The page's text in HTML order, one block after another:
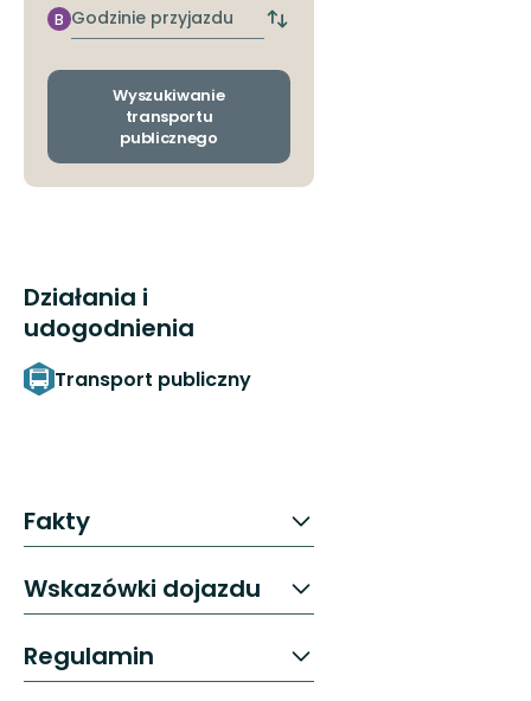
przystanek
Godzinie
przyjazdu
B
Zmiana
odjazdu
Wyszukiwanie
transportu
publicznego
Działania i
udogodnienia
Transport publiczny
Fakty
Wskazówki dojazdu
Regulamin